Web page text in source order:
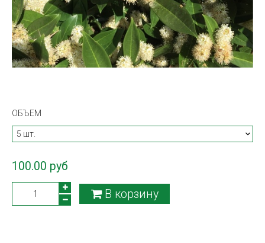
ОБЪЕМ
100.00 руб
В корзину